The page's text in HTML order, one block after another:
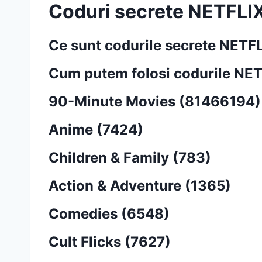
Coduri secrete
Ce sunt codurile secrete
Cum putem folosi codurile
90-Minute Movies (81466194)
Anime (7424)
Children & Family (783)
Action & Adventure (1365)
Comedies (6548)
Cult Flicks (7627)